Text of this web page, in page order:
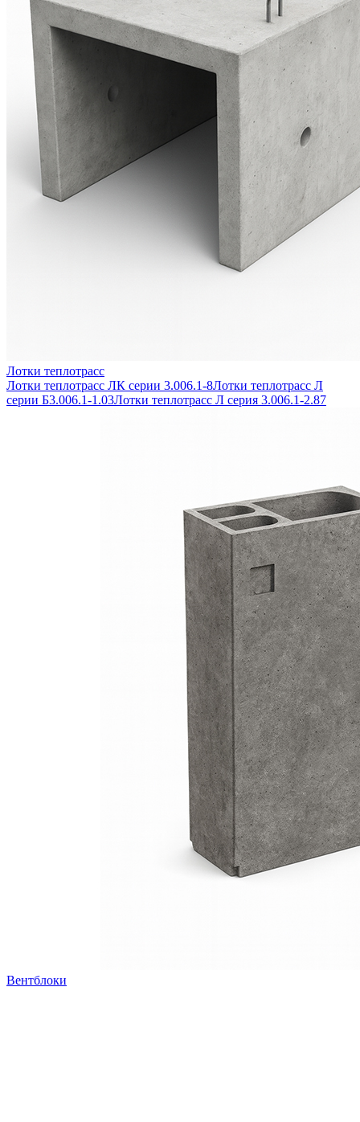
Лотки теплотрасс
Лотки теплотрасс ЛК серии 3.006.1-8Лотки теплотрасс Л
серии Б3.006.1-1.03Лотки теплотрасс Л серия 3.006.1-2.87
Вентблоки